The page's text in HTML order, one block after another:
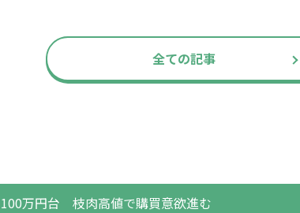
全ての記事
万円台 枝肉高値で購買意欲進む